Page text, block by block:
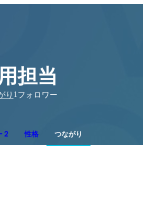
担当
り 1 フォロワー
2 性格 つながり